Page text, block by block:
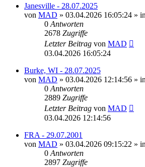
Janesville - 28.07.2025
von MAD » 03.04.2026 16:05:24 » in
0 Antworten
2678 Zugriffe
Letzter Beitrag von MAD
03.04.2026 16:05:24
Burke, WI - 28.07.2025
von MAD » 03.04.2026 12:14:56 » in
0 Antworten
2889 Zugriffe
Letzter Beitrag von MAD
03.04.2026 12:14:56
FRA - 29.07.2001
von MAD » 03.04.2026 09:15:22 » in
0 Antworten
2897 Zugriffe